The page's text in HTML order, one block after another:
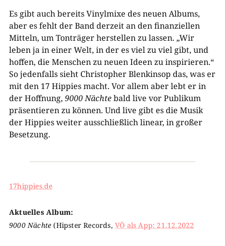
Es gibt auch bereits Vinylmixe des neuen Albums,
aber es fehlt der Band derzeit an den finanziellen
Mitteln, um Tonträger herstellen zu lassen. „Wir
leben ja in einer Welt, in der es viel zu viel gibt, und
hoffen, die Menschen zu neuen Ideen zu inspirieren.“
So jedenfalls sieht Christopher Blenkinsop das, was er
mit den 17 Hippies macht. Vor allem aber lebt er in
der Hoffnung, 9000 Nächtebald live vor Publikum
präsentieren zu können. Und live gibt es die Musik
der Hippies weiter ausschließlich linear, in großer
Besetzung.
17hippies.de
Aktuelles Album:
9000 Nächte (Hipster Records, VÖ als App: 21.12.2022